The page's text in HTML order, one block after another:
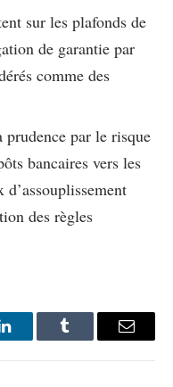
sur les plafonds de
de garantie par
comme des
par le risque
bancaires vers les
des règles
LinkedInTumblr Email